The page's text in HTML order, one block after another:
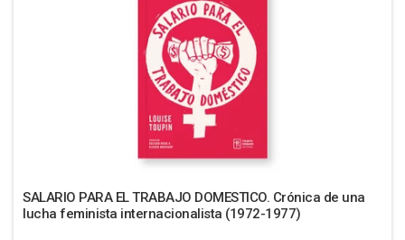
SALARIO PARA EL TRABAJO DOMESTICO. Crónica de una
lucha feminista internacionalista (1972-1977)